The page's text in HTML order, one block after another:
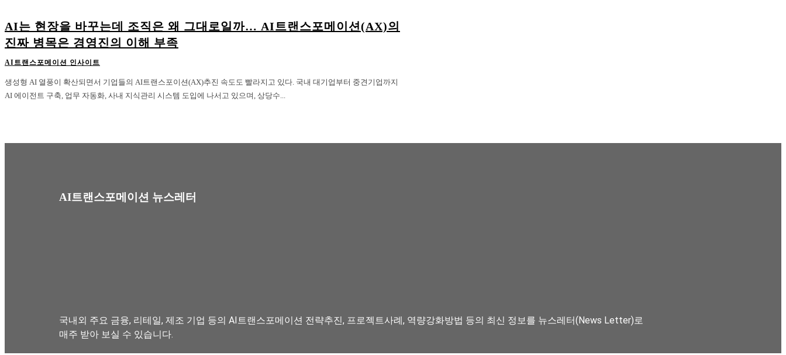
AI는 현장을 바꾸는데 조직은 왜 그대로일까… AI트랜스포메이션(AX)의
진짜 병목은 경영진의 이해 부족
AI트랜스포메이션 인사이트
생성형 AI 열풍이 확산되면서 기업들의 AI트랜스포이션(AX)추진 속도도 빨라지고 있다. 국내 대기업부터 중견기업까지
AI 에이전트 구축, 업무 자동화, 사내 지식관리 시스템 도입에 나서고 있으며, 상당수...
AI트랜스포메이션 뉴스레터
국내외 주요 금융, 리테일, 제조 기업 등의 AI트랜스포메이션 전략추진, 프로젝트사례, 역량강화방법 등의 최신 정보를 뉴스레터(News Letter)로
매주 받아 보실 수 있습니다.